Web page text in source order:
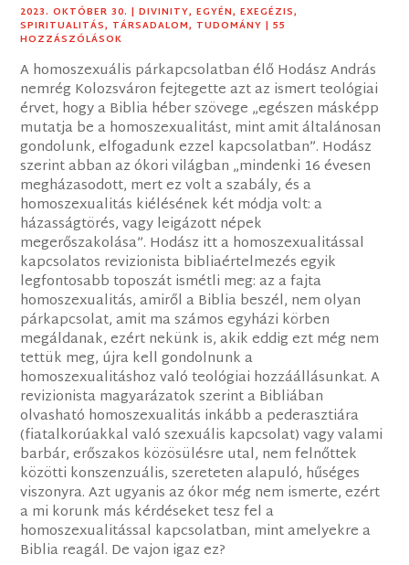
2023. OKTÓBER 30. |DIVINITY,EGYÉN,EXEGÉZIS,
SPIRITUALITÁS, TÁRSADALOM, TUDOMÁNY | 55
HOZZÁSZÓLÁSOK
A homoszexuális párkapcsolatban élő Hodász András
nemrég Kolozsváron fejtegette azt az ismert teológiai
érvet, hogy a Biblia héber szövege „egészen másképp
mutatja be a homoszexualitást, mint amit általánosan
gondolunk, elfogadunk ezzel kapcsolatban”. Hodász
szerint abban az ókori világban „mindenki 16 évesen
megházasodott, mert ez volt a szabály, és a
homoszexualitás kiélésének két módja volt: a
házasságtörés, vagy leigázott népek
megerőszakolása”. Hodász itt a homoszexualitással
kapcsolatos revizionista bibliaértelmezés egyik
legfontosabb toposzát ismétli meg: az a fajta
homoszexualitás, amiről a Biblia beszél, nem olyan
párkapcsolat, amit ma számos egyházi körben
megáldanak, ezért nekünk is, akik eddig ezt még nem
tettük meg, újra kell gondolnunk a
homoszexualitáshoz való teológiai hozzáállásunkat. A
revizionista magyarázatok szerint a Bibliában
olvasható homoszexualitás inkább a pederasztiára
(fiatalkorúakkal való szexuális kapcsolat) vagy valami
barbár, erőszakos közösülésre utal, nem felnőttek
közötti konszenzuális, szereteten alapuló, hűséges
viszonyra. Azt ugyanis az ókor még nem ismerte, ezért
a mi korunk más kérdéseket tesz fel a
homoszexualitással kapcsolatban, mint amelyekre a
Biblia reagál. De vajon igaz ez?